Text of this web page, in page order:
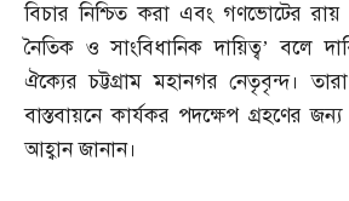
বিচার নিশ্চিত করা এবং গণভোটের রায়
নৈতিক ও সাংবিধানিক দায়িত্ব’ বলে
ঐক্যের চট্টগ্রাম মহানগর নেতৃবৃন্দ।
বাস্তবায়নে কার্যকর পদক্ষেপ গ্রহণের
আহ্বান জানান।